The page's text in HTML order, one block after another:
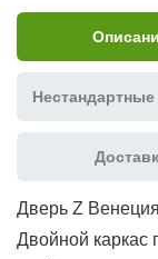
Дверь Z
Двойной каркас